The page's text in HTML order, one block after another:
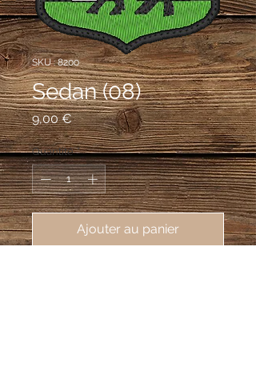
SKU : 8200
Sedan (08)
9,00 €Prix
Quantité *
Ajouter au panier